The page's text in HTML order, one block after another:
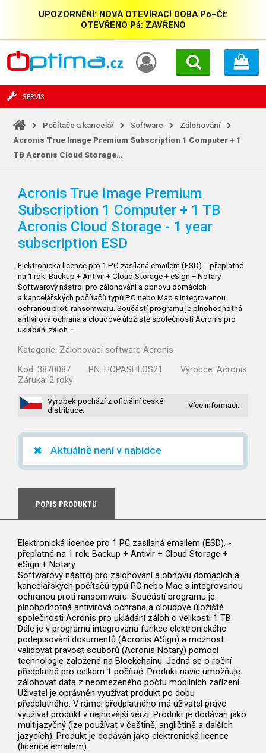
UPOZORNĚNÍ: NOVÁ OTEVÍRACÍ DOBA Po–Čt:
OTEVŘENO Pá: ZAVŘENO
SERVIS
Počítače a kancelář Software
Zálohování
Acronis True Image Premium Subscription 1 Computer + 1
TB Acronis Cloud Storage…
Acronis True Image Premium
Subscription 1 Computer + 1 TB
Acronis Cloud Storage - 1 year
subscription ESD
Elektronická licence pro 1 PC zasílaná emailem (ESD). - přeplatné
na 1 rok. Backup + Antivir + Cloud Storage + eSign + Notary
Softwarový nástroj pro zálohování a obnovu domácích
a kancelářských počítačů typů PC nebo Mac s integrovanou
ochranou proti ransomwaru. Součástí programu je plnohodnotná
antivirová ochrana a cloudové úložiště společnosti Acronis pro
ukládání záloh…
Kategorie: Zálohovací software Acronis
Kód: 3870087 PN: HOPASHLOS21 Výrobce: Acronis
Záruka: 2 roky
Výrobek pochází z oficiální české
distribuce.
Více informací…
Aktuálně není v nabídce
POPIS PRODUKTU
Elektronická licence pro 1 PC zasílaná emailem (ESD). -
přeplatné na 1 rok. Backup + Antivir + Cloud Storage +
eSign + Notary
Softwarový nástroj pro zálohování a obnovu domácích a
kancelářských počítačů typů PC nebo Mac s integrovanou
ochranou proti ransomwaru. Součástí programu je
plnohodnotná antivirová ochrana a cloudové úložiště
společnosti Acronis pro ukládání záloh o velikosti 1 TB.
Dále je v programu integrovaná funkce elektronického
podepisování dokumentů (Acronis ASign) a možnost
validovat pravost souborů (Acronis Notary) pomocí
technologie založené na Blockchainu. Jedná se o roční
předplatné pro celkem 1 počítač. Produkt navíc umožňuje
zálohovat data z neomezeného počtu mobilních zařízení.
Uživatel je oprávněn využívat produkt po dobu
předplatného. V rámci předplatného má uživatel právo
využívat produkt v nejnovější verzi. Produkt je dodáván jako
multijazyčný (lze používat v češtině, angličtině a dalších
jazycích). Produkt je dodáván jako elektronická licence
(licence emailem).